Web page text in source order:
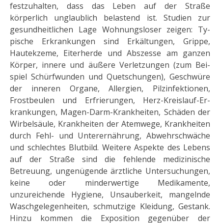
festzuhalten, dass das Leben auf der Straße
körperlich unglaublich belastend ist. Studien zur
gesundheitlichen Lage Wohnungsloser zeigen: Ty­
pische Erkrankungen sind Erkältungen, Grippe,
Hautekzeme, Eiterherde und Abszesse am ganzen
Körper, innere und äußere Verletzungen (zum Bei­
spiel Schürfwunden und Quetschungen), Geschwüre
der inneren Organe, Allergi­en, Pilzinfektionen,
Frostbeulen und Erfrierungen, Herz-Kreislauf-Er­
krankungen, Magen-Darm-Krankheiten, Schäden der
Wirbelsäule, Krank­heiten der Atemwege, Krankheiten
durch Fehl- und Unterernährung, Ab­wehrschwäche
und schlechtes Blutbild. Weitere Aspekte des Lebens
auf der Straße sind die fehlende medizi­nische
Betreuung, ungenügende ärztliche Untersuchungen,
keine oder min­derwertige Medikamente,
unzureichende Hygiene, Unsauberkeit, mangeln­de
Waschgelegenheiten, schmutzige Klei­dung, Gestank.
Hinzu kommen die Exposition gegenüber der